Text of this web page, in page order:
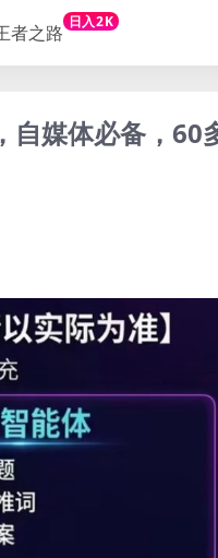
者之路 日入2K
自媒体必备，60